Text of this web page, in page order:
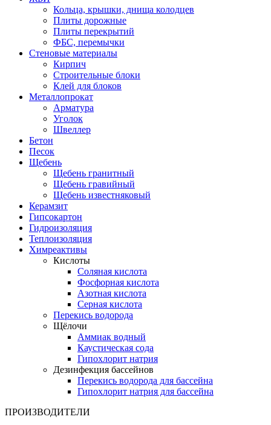
Кольца, крышки, днища колодцев
Плиты дорожные
Плиты перекрытий
ФБС, перемычки
Стеновые материалы
Кирпич
Строительные блоки
Клей для блоков
Металлопрокат
Арматура
Уголок
Швеллер
Бетон
Песок
Щебень
Щебень гранитный
Щебень гравийный
Щебень известняковый
Керамзит
Гипсокартон
Гидроизоляция
Теплоизоляция
Химреактивы
Кислоты
Соляная кислота
Фосфорная кислота
Азотная кислота
Серная кислота
Перекись водорода
Щёлочи
Аммиак водный
Каустическая сода
Гипохлорит натрия
Дезинфекция бассейнов
Перекись водорода для бассейна
Гипохлорит натрия для бассейна
ПРОИЗВОДИТЕЛИ